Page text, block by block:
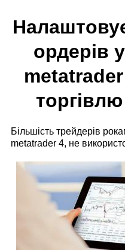
ордерів
Більшість трейдерів
metatrader 4, не